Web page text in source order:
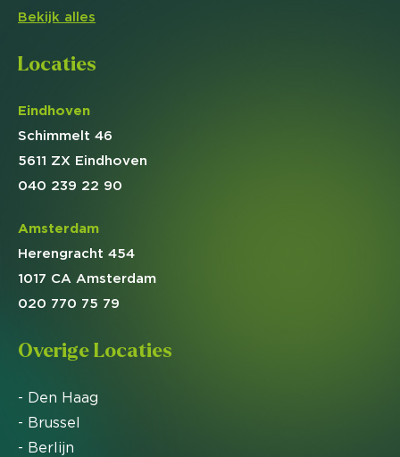
Bekijk alles
Locaties
Eindhoven
Schimmelt 46
5611 ZX Eindhoven
040 239 22 90
Amsterdam
Herengracht 454
1017 CA Amsterdam
020 770 75 79
Overige Locaties
- Den Haag
- Brussel
- Berlijn